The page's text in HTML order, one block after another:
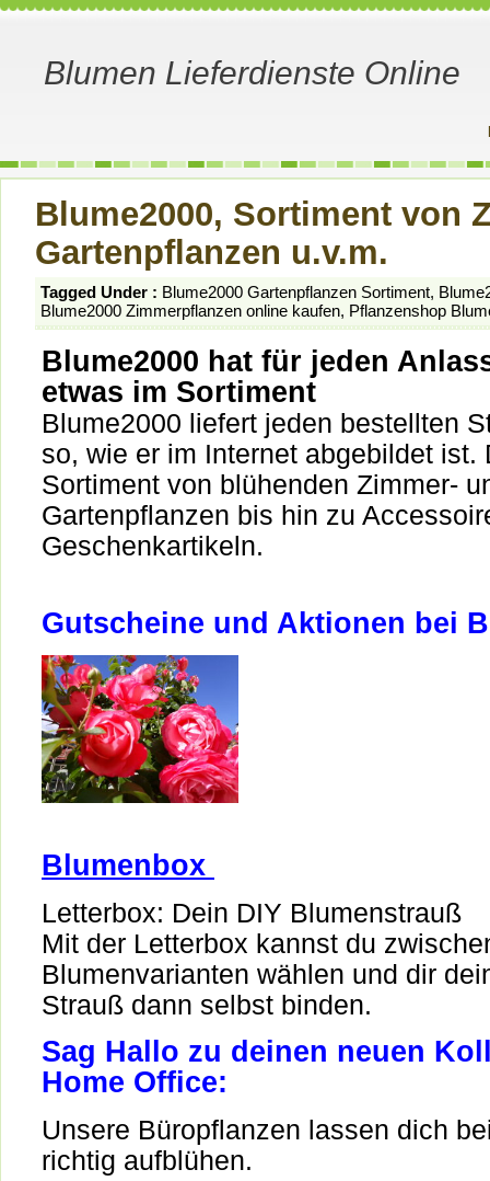
Blumen Lieferdienste Online
Blume2000, Sortiment von
Gartenpflanzen u.v.m.
Tagged Under : Blume2000 Gartenpflanzen Sortiment,
Blume2000 Zimmerpflanzen online kaufen, Pflanzenshop
Blume2000 hat für jeden
etwas im Sortiment
Blume2000 liefert jeden bestellten
so, wie er im Internet abgebildet ist.
Sortiment von blühenden Zimmer-
Gartenpflanzen bis hin zu
Geschenkartikeln.
Gutscheine und Aktionen bei
Blumenbox
Letterbox: Dein DIY Blumenstrauß
Mit der Letterbox kannst du
Blumenvarianten wählen und dir
Strauß dann selbst binden.
Sag Hallo zu deinen neuen
Home Office:
Unsere Büropflanzen lassen dich
richtig aufblühen.